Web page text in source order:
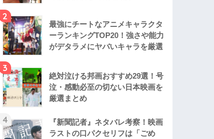
2
最強にチートなアニメキャラクタ
ーランキングTOP20！強さや能力
がデタラメにヤバいキャラを厳選
3
絶対泣ける邦画おすすめ29選！号
泣・感動必至の切ない日本映画を
厳選まとめ
4
『新聞記者』ネタバレ考察！映画
ラストの口パクセリフは「ごめ